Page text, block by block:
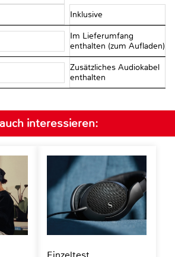
Inklusive
Im Lieferumfang
enthalten (zum Aufladen)
Zusätzliches Audiokabel
enthalten
interessieren: